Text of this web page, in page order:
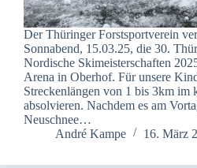
Der Thüringer Forstsportverein
Sonnabend, 15.03.25, die 30.
Nordische Skimeisterschaften
Arena in Oberhof. Für unsere
Streckenlängen von 1 bis 3km im
absolvieren. Nachdem es am
Neuschnee…
André Kampe
16. März